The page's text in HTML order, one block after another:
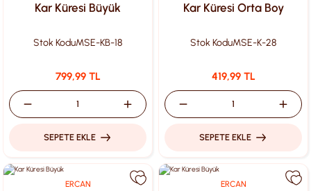
Kar Küresi Büyük
Stok KoduMSE-KB-18
799,99 TL
SEPETE EKLE
Kar Küresi Orta Boy
Stok KoduMSE-K-28
419,99 TL
SEPETE EKLE
ERCAN ERCAN